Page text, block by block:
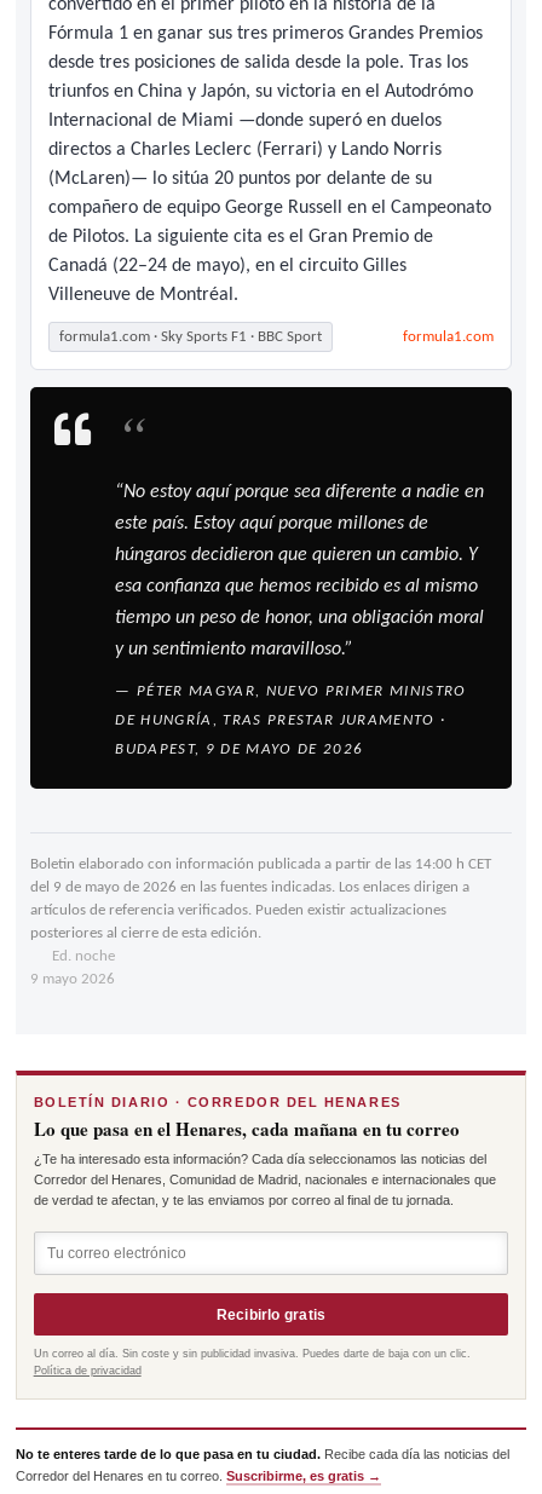
convertido en el primer piloto en la historia de la
Fórmula 1 en ganar sus tres primeros Grandes Premios
desde tres posiciones de salida desde la pole. Tras los
triunfos en China y Japón, su victoria en el Autodrómo
Internacional de Miami —donde superó en duelos
directos a Charles Leclerc (Ferrari) y Lando Norris
(McLaren)— lo sitúa 20 puntos por delante de su
compañero de equipo George Russell en el Campeonato
de Pilotos. La siguiente cita es el Gran Premio de
Canadá (22–24 de mayo), en el circuito Gilles
Villeneuve de Montréal.
formula1.com · Sky Sports F1 · BBC Sport formula1.com
“
“No estoy aquí porque sea diferente a nadie en
este país. Estoy aquí porque millones de
húngaros decidieron que quieren un cambio. Y
esa confianza que hemos recibido es al mismo
tiempo un peso de honor, una obligación moral
y un sentimiento maravilloso.”
—PÉTER MAGYAR, NUEVO PRIMER MINISTRO
DE HUNGRÍA, TRAS PRESTAR JURAMENTO ·
BUDAPEST, 9 DE MAYO DE 2026
Boletin elaborado con información publicada a partir de las 14:00 h CET
del 9 de mayo de 2026 en las fuentes indicadas. Los enlaces dirigen a
artículos de referencia verificados. Pueden existir actualizaciones
posteriores al cierre de esta edición.
Ed. noche
9 mayo 2026
BOLETÍN DIARIO · CORREDOR DEL HENARES
Lo que pasa en el Henares, cada mañana en tu correo
¿Te ha interesado esta información? Cada día seleccionamos las noticias del
Corredor del Henares, Comunidad de Madrid, nacionales e internacionales que
de verdad te afectan, y te las enviamos por correo al final de tu jornada.
Recibirlo gratis
Un correo al día. Sin coste y sin publicidad invasiva. Puedes darte de baja con un clic.
Política de privacidad
No te enteres tarde de lo que pasa en tu ciudad. Recibe cada día las noticias del
Corredor del Henares en tu correo.Suscribirme, es gratis →